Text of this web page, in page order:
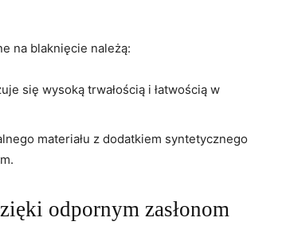
⁣na blaknięcie ​należą:
się wysoką trwałością‍ i łatwością w
materiału z dodatkiem syntetycznego
odpornym zasłonom